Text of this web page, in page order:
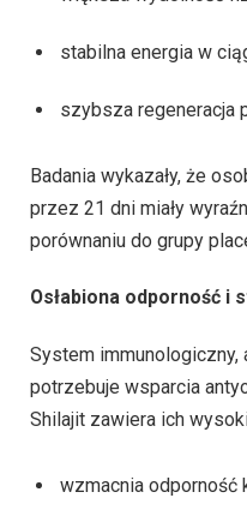
stabilna energia w
szybsza regeneracja
Badania wykazały, że
przez 21 dni miały
porównaniu do grupy
Osłabiona odporność i
System immunologiczny,
potrzebuje wsparcia
Shilajit zawiera ich
wzmacnia odporność